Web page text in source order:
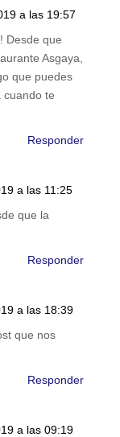
a las 19:57
Desde que
Asgaya,
que puedes
cuando te
Responder
a las 11:25
que la
Responder
a las 18:39
que nos
Responder
a las 09:19